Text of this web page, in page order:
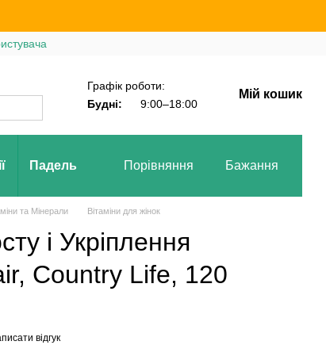
Графік роботи:
Будні:
9:00–18:00
Мій кошик
Падель Порівняння Бажання
та Мінерали Вітаміни для жінок
і Укріплення
Country Life, 120
відгук